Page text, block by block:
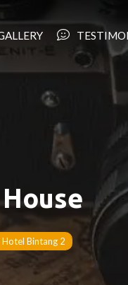
Hotel Bintang 2